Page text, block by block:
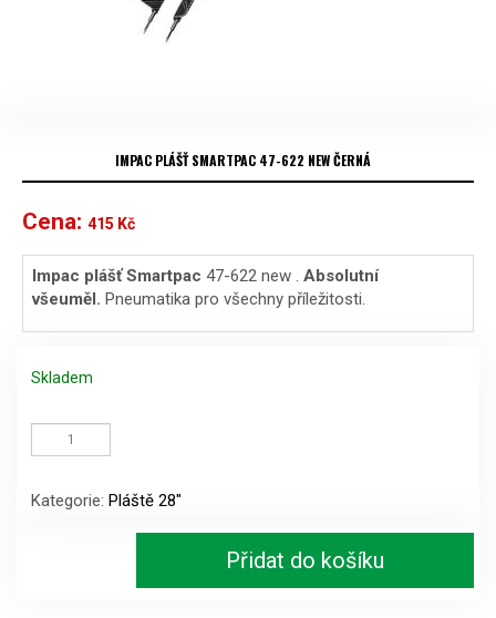
IMPAC PLÁŠŤ SMARTPAC 47-622 NEW ČERNÁ
Cena: 415 Kč
Impac plášť Smartpac 47-622 new . Absolutní
všeuměl. Pneumatika pro všechny příležitosti.
Skladem
Smartpac
622
Kategorie: Pláště 28"
Přidat do košíku